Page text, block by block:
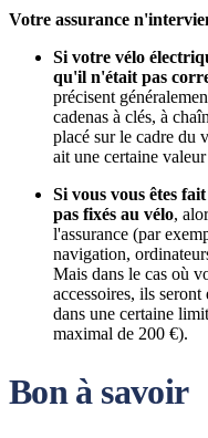
Votre assurance
Si votre vélo
qu'il n'était pas
précisent
cadenas à clés, à
placé sur le cadre du
ait une certaine
Si vous vous êtes
pas fixés au vélo,
l'assurance (par
navigation,
Mais dans le cas où
accessoires, ils
dans une certaine
maximal de 200 €).
Bon à savoir